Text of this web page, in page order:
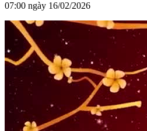
07:00 ngày 16/02/2026